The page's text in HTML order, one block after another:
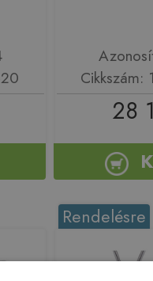
28
Rendelésre